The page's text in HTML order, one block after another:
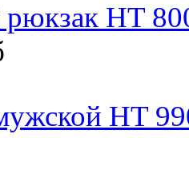
рюкзак HT
HT